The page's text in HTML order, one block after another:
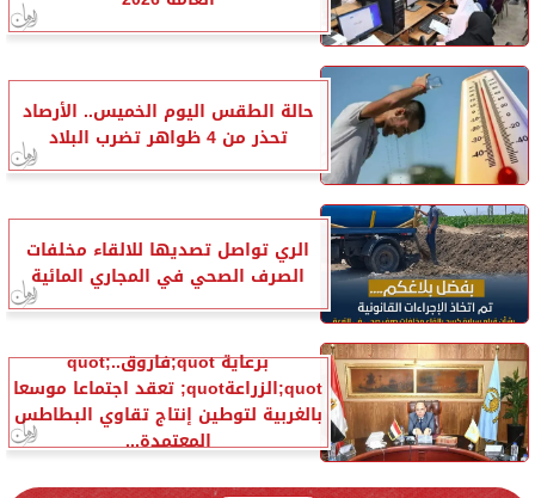
حالة الطقس اليوم الخميس.. الأرصاد
تحذر من 4 ظواهر تضرب البلاد
الري تواصل تصديها للالقاء مخلفات
الصرف الصحي في المجاري المائية
برعاية quot;فاروقquot;..
quot;الزراعةquot; تعقد اجتماعا موسعا
بالغربية لتوطين إنتاج تقاوي البطاطس
المعتمدة...